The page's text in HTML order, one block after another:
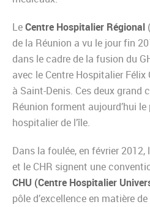
LeCentre Hospitalier Régional
de la Réunion a vu le jour fin
dans le cadre de la fusion du
avec le Centre Hospitalier Félix
à Saint-Denis. Ces deux grand
Réunion forment aujourd’hui
hospitalier de l’île.
Dans la foulée, en février 2012,
et le CHR signent une
CHU (Centre Hospitalier
pôle d’excellence en matière